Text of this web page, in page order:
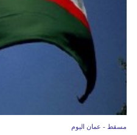
مسقط - عمان اليوم